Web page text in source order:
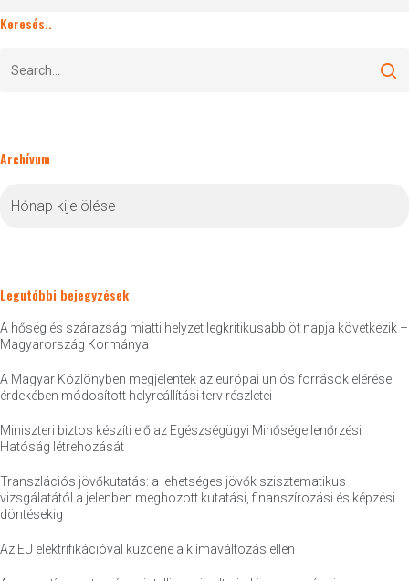
Keresés..
Archívum
Legutóbbi bejegyzések
A hőség és szárazság miatti helyzet legkritikusabb öt napja következik –
Magyarország Kormánya
A Magyar Közlönyben megjelentek az európai uniós források elérése
érdekében módosított helyreállítási terv részletei
Miniszteri biztos készíti elő az Egészségügyi Minőségellenőrzési
Hatóság létrehozását
Transzlációs jövőkutatás: a lehetséges jövők szisztematikus
vizsgálatától a jelenben meghozott kutatási, finanszírozási és képzési
döntésekig
Az EU elektrifikációval küzdene a klímaváltozás ellen